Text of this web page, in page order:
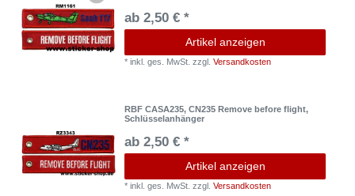
ab 2,50 € *
Artikel anzeigen
*inkl. ges. MwSt. zzgl.Versandkosten
RBF CASA235, CN235 Remove before flight,
Schlüsselanhänger
ab 2,50 € *
Artikel anzeigen
*inkl. ges. MwSt. zzgl.Versandkosten